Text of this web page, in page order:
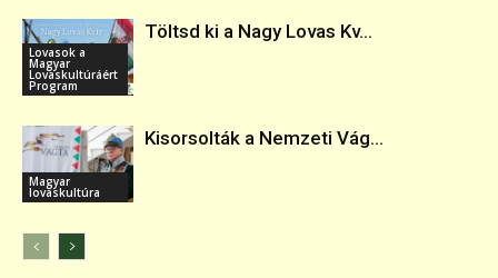
Lovasok a
Magyar
Lovaskultúráért
Program
Töltsd ki a Nagy Lovas Kv...
Magyar
lovaskultúra
Kisorsolták a Nemzeti Vág...